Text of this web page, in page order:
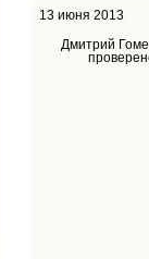
13 июня 2013
Дмитрий